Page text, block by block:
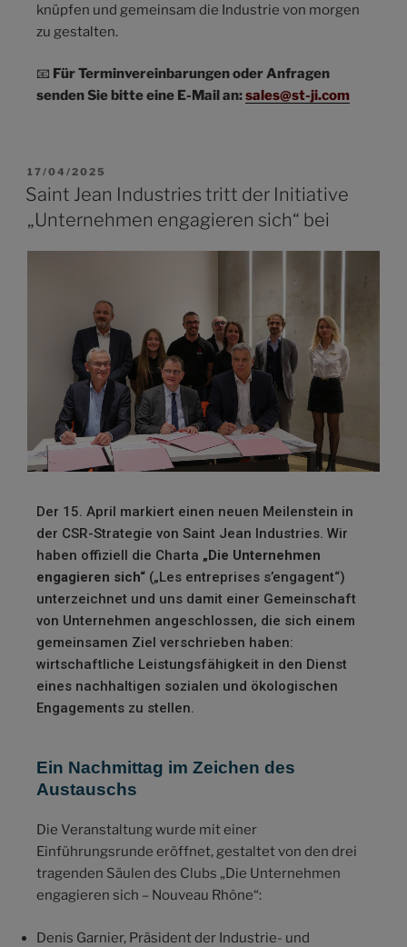
knüpfen und gemeinsam die Industrie von morgen
zu gestalten.
📧 Für Terminvereinbarungen oder Anfragen
senden Sie bitte eine E-Mail an:sales@st-ji.com
17/04/2025
Saint Jean Industries tritt der Initiative
„Unternehmen engagieren sich“ bei
Der 15. April markiert einen neuen Meilenstein in
der CSR-Strategie von Saint Jean Industries. Wir
haben offiziell die Charta „Die Unternehmen
engagieren sich“ („Les entreprises s’engagent“)
unterzeichnet und uns damit einer Gemeinschaft
von Unternehmen angeschlossen, die sich einem
gemeinsamen Ziel verschrieben haben:
wirtschaftliche Leistungsfähigkeit in den Dienst
eines nachhaltigen sozialen und ökologischen
Engagements zu stellen.
Ein Nachmittag im Zeichen des
Austauschs
Die Veranstaltung wurde mit einer
Einführungsrunde eröffnet, gestaltet von den drei
tragenden Säulen des Clubs „Die Unternehmen
engagieren sich – Nouveau Rhône“:
Denis Garnier, Präsident der Industrie- und